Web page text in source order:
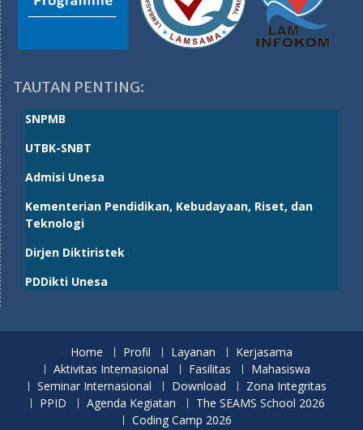
TAUTAN PENTING:
SNPMB
UTBK-SNBT
Admisi Unesa
Kementerian Pendidikan, Kebudayaan, Riset, dan
Teknologi
Dirjen Diktiristek
PDDikti Unesa
Home Profil Layanan
Kerjasama
Aktivitas Internasional
Fasilitas
Mahasiswa
Seminar Internasional
Download
Zona Integritas
PPID
Agenda Kegiatan
The SEAMS School 2026
Coding Camp 2026